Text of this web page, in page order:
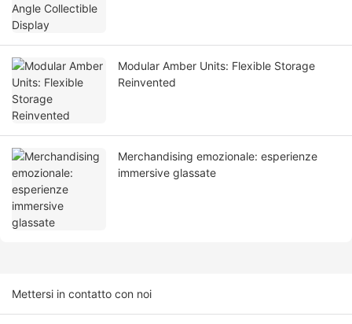
Modular Amber Units: Flexible Storage
Reinvented
Merchandising emozionale: esperienze
immersive glassate
Mettersi in contatto con noi